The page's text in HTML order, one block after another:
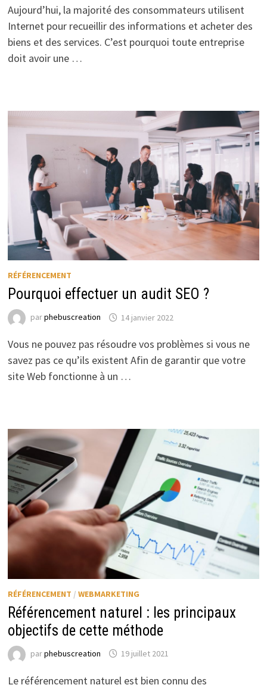
Aujourd’hui, la majorité des consommateurs utilisent
Internet pour recueillir des informations et acheter des
biens et des services. C’est pourquoi toute entreprise
doit avoir une …
RÉFÉRENCEMENT
Pourquoi effectuer un audit SEO ?
parphebuscreation 14 janvier 2022
Vous ne pouvez pas résoudre vos problèmes si vous ne
savez pas ce qu’ils existent Afin de garantir que votre
site Web fonctionne à un …
RÉFÉRENCEMENT / WEBMARKETING
Référencement naturel : les principaux
objectifs de cette méthode
parphebuscreation 19 juillet 2021
Le référencement naturel est bien connu des